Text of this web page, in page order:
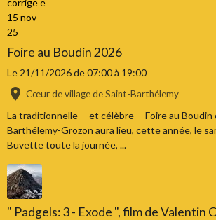
Foire au Boudin 2026
Le 21/11/2026de 07:00à 19:00
Cœur de village de Saint-Barthélemy
La traditionnelle -- et célèbre -- Foire au Boudin
Barthélemy-Grozon aura lieu, cette année, le
Buvette toute la journée, ...
" Padgels: 3 - Exode ", film de Valentin